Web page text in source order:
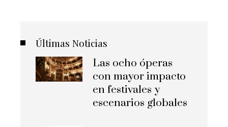
Últimas Noticias
Las ocho óperas
con mayor impacto
en festivales y
escenarios globales